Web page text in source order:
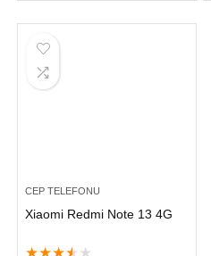
CEP TELEFONU
Xiaomi Redmi Note 13 4G